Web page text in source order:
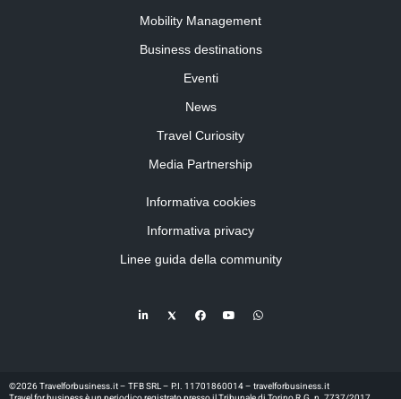
Mobility Management
Business destinations
Eventi
News
Travel Curiosity
Media Partnership
Informativa cookies
Informativa privacy
Linee guida della community
©2026 Travelforbusiness.it – TFB SRL – P.I. 11701860014 – travelforbusiness.it